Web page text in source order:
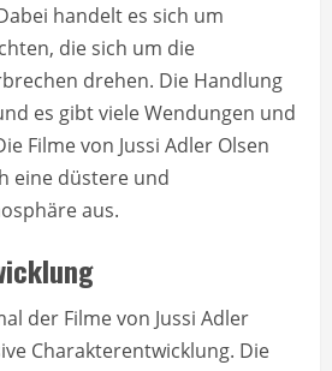
handelt es sich um
die sich um die
drehen. Die Handlung
es gibt viele Wendungen und
Filme von Jussi Adler Olsen
eine düstere und
aus.
der Filme von Jussi Adler
Charakterentwicklung. Die